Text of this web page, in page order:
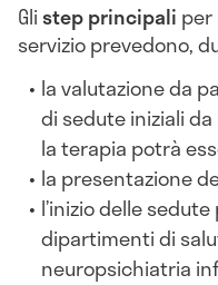
Glistep principali
servizio prevedono,
la valutazione da
di sedute iniziali
la terapia potrà
la presentazione
l’inizio delle
dipartimenti di
neuropsichiatria